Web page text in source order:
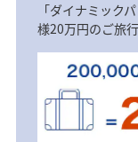
「ダイナミック
様20万円のご旅